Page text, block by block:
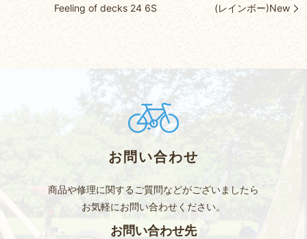
Feeling of decks 24 6S (レインボー)New
お問い合わせ
商品や修理に関するご質問などがございましたら
お気軽にお問い合わせください。
お問い合わせ先